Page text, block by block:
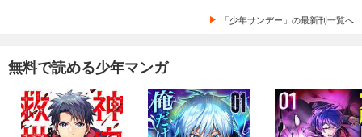
「少年サンデー」の最新刊一覧へ
無料で読める少年マンガ